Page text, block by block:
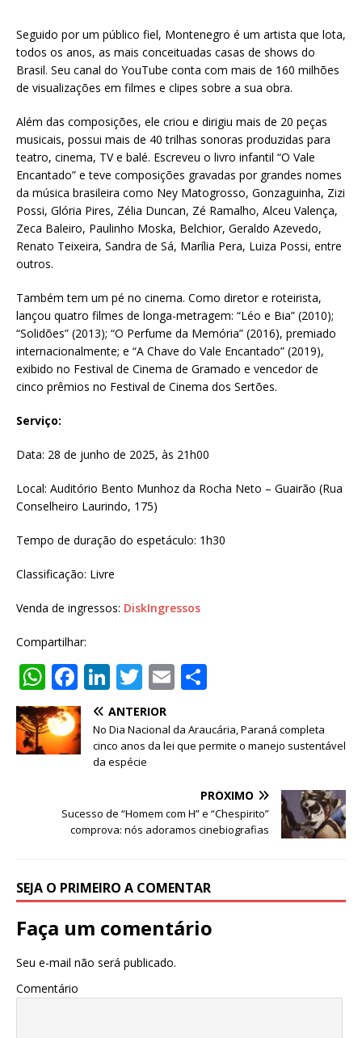
Seguido por um público fiel, Montenegro é um artista que lota,
todos os anos, as mais conceituadas casas de shows do
Brasil. Seu canal do YouTube conta com mais de 160 milhões
de visualizações em filmes e clipes sobre a sua obra.
Além das composições, ele criou e dirigiu mais de 20 peças
musicais, possui mais de 40 trilhas sonoras produzidas para
teatro, cinema, TV e balé. Escreveu o livro infantil “O Vale
Encantado” e teve composições gravadas por grandes nomes
da música brasileira como Ney Matogrosso, Gonzaguinha, Zizi
Possi, Glória Pires, Zélia Duncan, Zé Ramalho, Alceu Valença,
Zeca Baleiro, Paulinho Moska, Belchior, Geraldo Azevedo,
Renato Teixeira, Sandra de Sá, Marília Pera, Luiza Possi, entre
outros.
Também tem um pé no cinema. Como diretor e roteirista,
lançou quatro filmes de longa-metragem: “Léo e Bia” (2010);
“Solidões” (2013); “O Perfume da Memória” (2016), premiado
internacionalmente; e “A Chave do Vale Encantado” (2019),
exibido no Festival de Cinema de Gramado e vencedor de
cinco prêmios no Festival de Cinema dos Sertões.
Serviço:
Data: 28 de junho de 2025, às 21h00
Local: Auditório Bento Munhoz da Rocha Neto – Guairão (Rua
Conselheiro Laurindo, 175)
Tempo de duração do espetáculo: 1h30
Classificação: Livre
Venda de ingressos: DiskIngressos
Compartilhar:
W
h
at
s
F
a
c
e
o
o
Li
n
k
e
dI
n
T
w
it
te
E
ai
l
ar
e
ANTERIOR
No Dia Nacional da Araucária, Paraná completa
cinco anos da lei que permite o manejo sustentável
da espécie
PRÓXIMO
Sucesso de “Homem com H” e “Chespirito”
comprova: nós adoramos cinebiografias
SEJA O PRIMEIRO A COMENTAR
Faça um comentário
Seu e-mail não será publicado.
Comentário